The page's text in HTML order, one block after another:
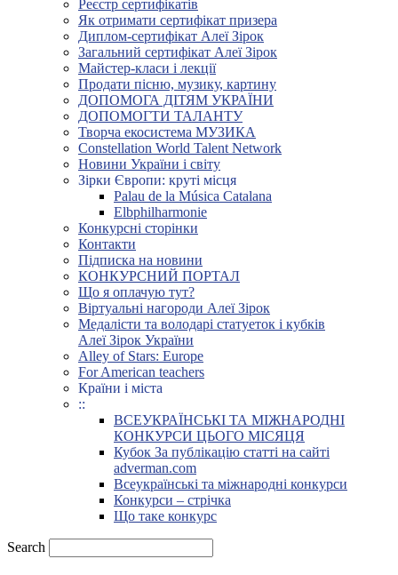
Реєстр сертифікатів
Як отримати сертифікат призера
Диплом-сертифікат Алеї Зірок
Загальний сертифікат Алеї Зірок
Майстер-класи і лекції
Продати пісню, музику, картину
ДОПОМОГА ДІТЯМ УКРАЇНИ
ДОПОМОГТИ ТАЛАНТУ
Творча екосистема МУЗИКА
Constellation World Talent Network
Новини України і світу
Зірки Європи: круті місця
Palau de la Música Catalana
Elbphilharmonie
Конкурсні сторінки
Контакти
Підписка на новини
КОНКУРСНИЙ ПОРТАЛ
Що я оплачую тут?
Віртуальні нагороди Алеї Зірок
Медалісти та володарі статуеток і кубків
Алеї Зірок України
Alley of Stars: Europe
For American teachers
Країни і міста
::
ВСЕУКРАЇНСЬКІ ТА МІЖНАРОДНІ
КОНКУРСИ ЦЬОГО МІСЯЦЯ
Кубок За публікацію статті на сайті
adverman.com
Всеукраїнські та міжнародні конкурси
Конкурси – стрічка
Що таке конкурс
Search